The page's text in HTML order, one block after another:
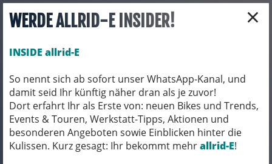
×
WERDE ALLRID-E INSIDER!
INSIDE allrid-E
So nennt sich ab sofort unser WhatsApp-Kanal, und
damit seid Ihr künftig näher dran als je zuvor!
Dort erfahrt Ihr als Erste von: neuen Bikes und Trends,
Events & Touren, Werkstatt-Tipps, Aktionen und
besonderen Angeboten sowie Einblicken hinter die
Kulissen. Kurz gesagt: Ihr bekommt mehrallrid-E!
Toggle navigation
BIO BIKES BIO MTB